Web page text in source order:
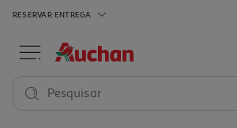
RESERVAR ENTREGA
Pesquisar